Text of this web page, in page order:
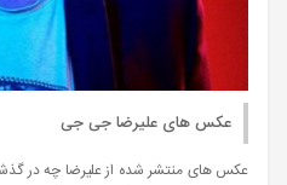
عکس های علیرضا جی جی
عکس های منتشر شده از علیرضا چه در